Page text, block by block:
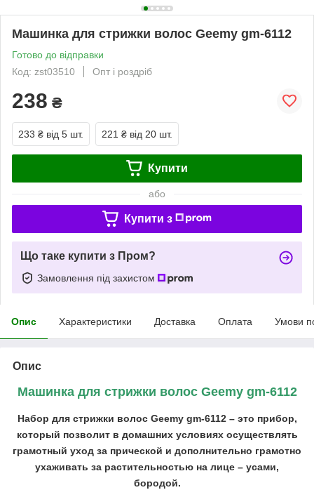
Машинка для стрижки волос Geemy gm-6112
Готово до відправки
Код: zst03510
Опт і роздріб
238 ₴
233 ₴ від 5 шт. 221 ₴ від 20 шт.
Купити
або
Купити з
Що таке купити з Пром?
Замовлення під захистом
Опис Характеристики Доставка Оплата Умови
Опис
Машинка для стрижки волос Geemy gm-6112
Набор для стрижки волос Geemy gm-6112 – это прибор,
который позволит в домашних условиях осуществлять
грамотный уход за прической и дополнительно грамотно
ухаживать за растительностью на лице – усами,
бородой.